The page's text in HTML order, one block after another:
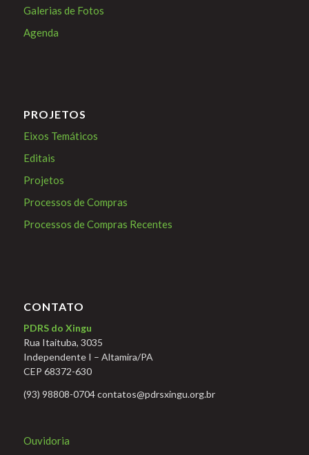
Galerias de Fotos
Agenda
PROJETOS
Eixos Temáticos
Editais
Projetos
Processos de Compras
Processos de Compras Recentes
CONTATO
PDRS do Xingu
Rua Itaituba, 3035
Independente I – Altamira/PA
CEP 68372-630
(93) 98808-0704 contatos@pdrsxingu.org.br
Ouvidoria